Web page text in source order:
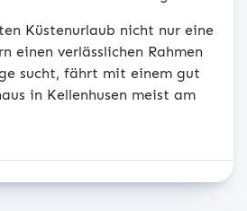
Küstenurlaub nicht nur eine
einen verlässlichen Rahmen
sucht, fährt mit einem gut
in Kellenhusen meist am